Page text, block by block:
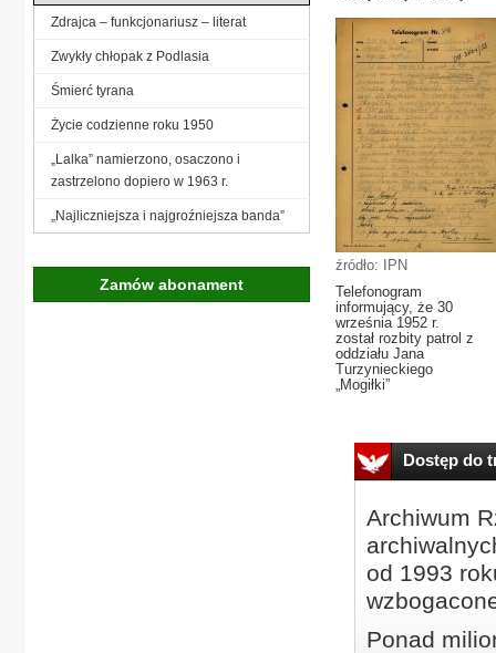
źródło: IPN
Telefonogram
informujący, że 30
września 1952 r.
został rozbity patrol z
oddziału Jana
Turzynieckiego
„Mogiłki”
Dostęp do
Archiwum
od 1993
Ponad
Zdrajca – funkcjonariusz – literat
Zwykły chłopak z Podlasia
Śmierć tyrana
Życie codzienne roku 1950
„Lalka” namierzono, osaczono i
zastrzelono dopiero w 1963 r.
„Najliczniejsza i najgroźniejsza banda”
Zamów abonament